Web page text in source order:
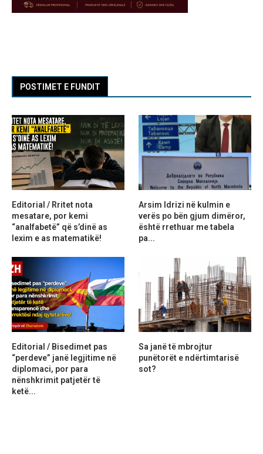
POSTIMET E FUNDIT
Editorial / Rritet nota
mesatare, por kemi
“analfabetë” që s’dinë as
lexim e as matematikë!
Arsim Idrizi në kulmin e
verës po bën gjum dimëror,
është rrethuar me tabela
pa...
Editorial / Bisedimet pas
“perdeve” janë legjitime në
diplomaci, por para
nënshkrimit patjetër të
ketë...
Sa janë të mbrojtur
punëtorët e ndërtimtarisë
sot?